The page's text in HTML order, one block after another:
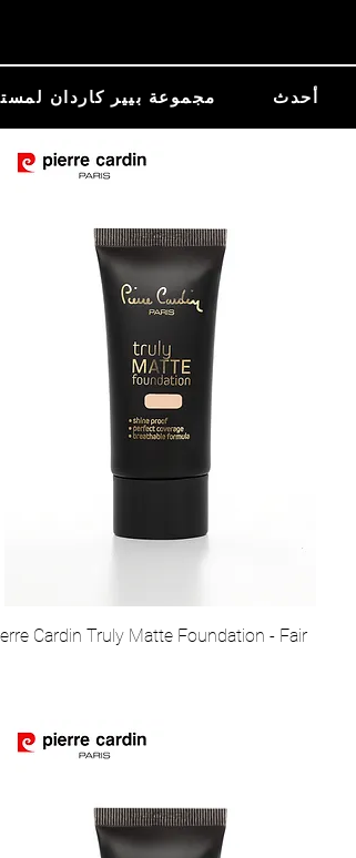
مجموعة بيير كاردان أحدث
Cardin Truly Matte Foundation - Fair